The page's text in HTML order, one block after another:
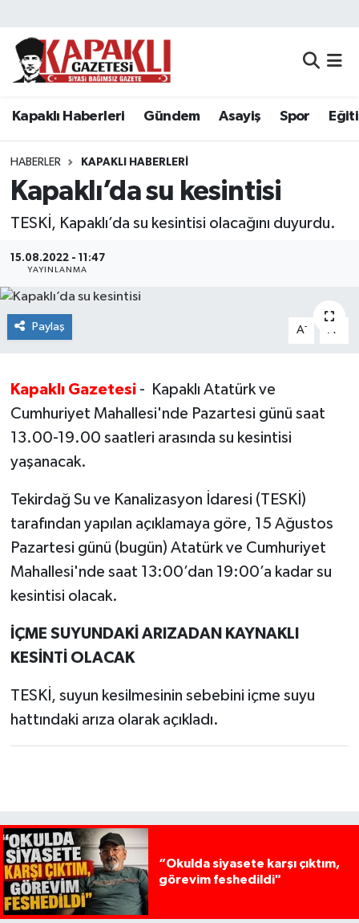
Kapaklı Haberleri Gündem Asayiş Spor
HABERLER KAPAKLI HABERLERI
Kapaklı’da su kesintisi
TESKİ, Kapaklı’da su kesintisi olacağını duyurdu.
15.08.2022 - 11:47
YAYINLANMA
Paylaş A- A
Kapaklı Gazetesi - Kapaklı Atatürk ve
Cumhuriyet Mahallesi'nde Pazartesi günü saat
13.00-19.00 saatleri arasında su kesintisi
yaşanacak.
Tekirdağ Su ve Kanalizasyon İdaresi (TESKİ)
tarafından yapılan açıklamaya göre, 15 Ağustos
Pazartesi günü (bugün) Atatürk ve Cumhuriyet
Mahallesi'nde saat 13:00’dan 19:00’a kadar su
kesintisi olacak.
İÇME SUYUNDAKİ ARIZADAN KAYNAKLI
KESİNTİ OLACAK
TESKİ, suyun kesilmesinin sebebini içme suyu
hattındaki arıza olarak açıkladı.
“Okulda siyasete karşı çıktım,
görevim feshedildi"
Kapaklı Haberleri
Asayiş
Spor
Eğitim
Siyaset
Ekonomi
Sağlık
Teknoloji
Yaşam
Tekirdağ Nöbetçi Eczaneler
Tekirdağ Namaz Vakitleri
Tekirdağ Trafik Yoğunluk Haritası
Süper Lig Puan Durumu ve Fikstür
Tüm Manşetler